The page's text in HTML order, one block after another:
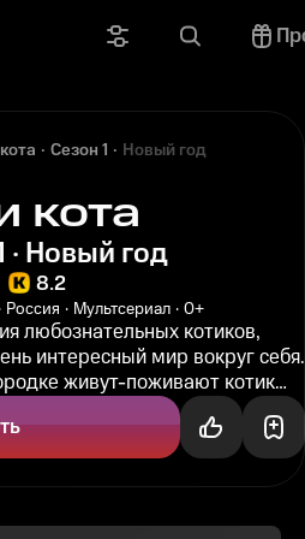
Сезон 1 Новый год
кота
· Новый год
8.2
Россия Мультсериал 0+
любознательных котиков,
интересный мир вокруг себя.
живут-поживают котик
брат Компот и...